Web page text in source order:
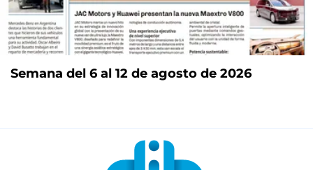
Semana del 6 al 12 de agosto de 2026